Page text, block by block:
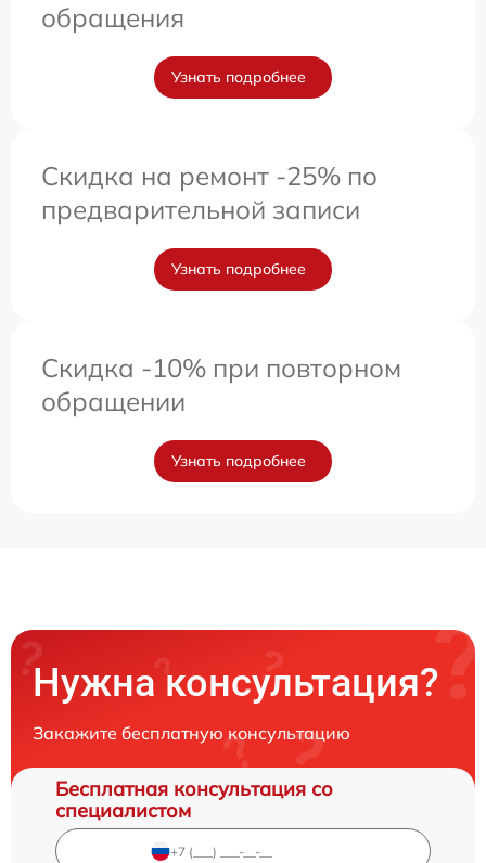
обращения
Узнать подробнее
Скидка на ремонт -25% по
предварительной записи
Узнать подробнее
Скидка -10% при повторном
обращении
Узнать подробнее
Нужна консультация?
Закажите бесплатную консультацию
Бесплатная консультация со
специалистом